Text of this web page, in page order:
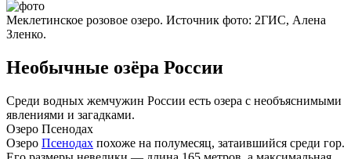
Меклетинское розовое озеро. Источник фото: 2ГИС, Алена
Зленко.
Необычные озёра России
Среди водных жемчужин России есть озера с необъяснимыми
явлениями и загадками.
Озеро Псенодах
Озеро Псенодах похоже на полумесяц, затаившийся среди гор.